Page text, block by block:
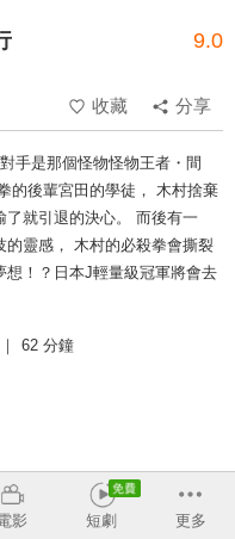
9.0
收藏
分享
手是那個怪物怪物王者・間
的後輩宮田的學徒， 木村捨棄
了就引退的決心。 而後有一
的靈感， 木村的必殺拳會撕裂
想！？日本J輕量級冠軍將會去
62 分鐘
影 短劇 更多